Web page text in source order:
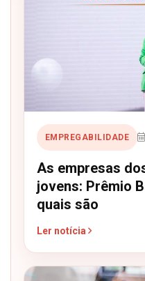
EMPREGABILIDADE
As empresas
jovens: Prêmio
quais são
Ler notícia